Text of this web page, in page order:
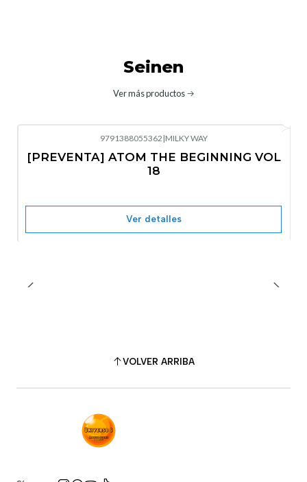
Seinen
Ver más productos
9791388055362 |MILKY WAY
[PREVENTA] ATOM THE BEGINNING VOL
18
Ver detalles
VOLVER ARRIBA